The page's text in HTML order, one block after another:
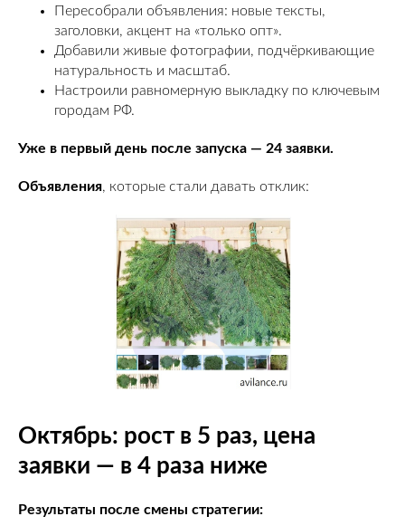
Пересобрали объявления: новые тексты,
заголовки, акцент на «только опт».
Добавили живые фотографии, подчёркивающие
натуральность и масштаб.
Настроили равномерную выкладку по ключевым
городам РФ.
Уже в первый день после запуска — 24 заявки.
Объявления, которые стали давать отклик:
Октябрь: рост в 5 раз, цена
заявки — в 4 раза ниже
Результаты после смены стратегии: